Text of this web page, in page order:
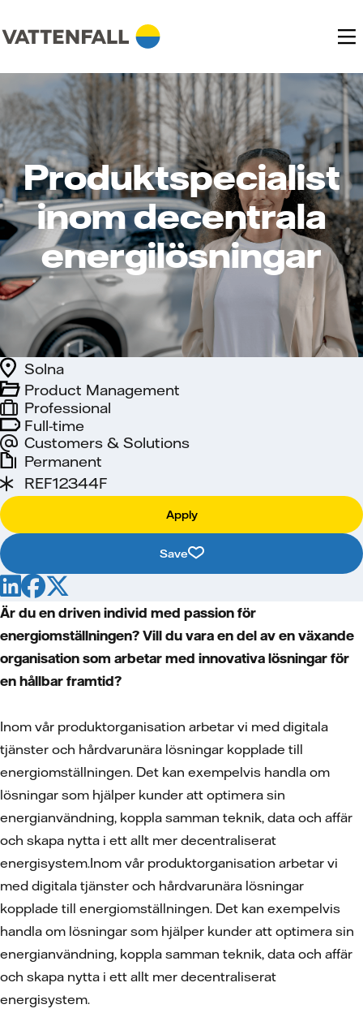
Produktspecialist
inom decentrala
energilösningar
Full-time
Customers & Solutions
Product Management
Solna
Professional
Permanent
REF12344F
Apply
Save
Är du en driven individ med passion för
energiomställningen? Vill du vara en del av en växande
organisation som arbetar med innovativa lösningar för
en hållbar framtid?
Inom vår produktorganisation arbetar vi med digitala
tjänster och hårdvarunära lösningar kopplade till
energiomställningen. Det kan exempelvis handla om
lösningar som hjälper kunder att optimera sin
energianvändning, koppla samman teknik, data och affär
och skapa nytta i ett allt mer decentraliserat
energisystem.Inom vår produktorganisation arbetar vi
med digitala tjänster och hårdvarunära lösningar
kopplade till energiomställningen. Det kan exempelvis
handla om lösningar som hjälper kunder att optimera sin
energianvändning, koppla samman teknik, data och affär
och skapa nytta i ett allt mer decentraliserat
energisystem.